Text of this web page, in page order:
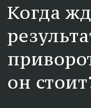
Когда
он